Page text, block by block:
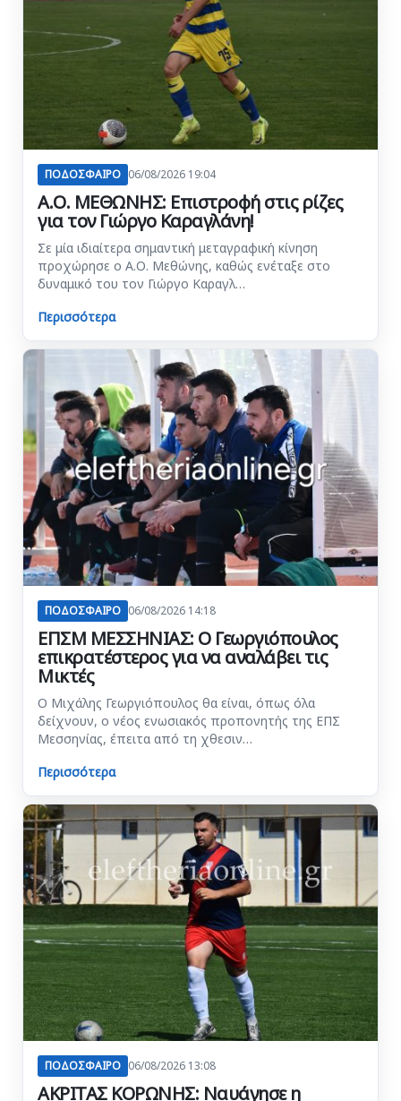
ΠΟΔΟΣΦΑΙΡΟ 06/08/2026 19:04
Α.Ο. ΜΕΘΩΝΗΣ: Επιστροφή στις ρίζες
για τον Γιώργο Καραγλάνη!
Σε μία ιδιαίτερα σημαντική μεταγραφική κίνηση
προχώρησε ο Α.Ο. Μεθώνης, καθώς ενέταξε στο
δυναμικό του τον Γιώργο Καραγλ…
Περισσότερα
ΠΟΔΟΣΦΑΙΡΟ 06/08/2026 14:18
ΕΠΣΜ ΜΕΣΣΗΝΙΑΣ: Ο Γεωργιόπουλος
επικρατέστερος για να αναλάβει τις
Μικτές
Ο Μιχάλης Γεωργιόπουλος θα είναι, όπως όλα
δείχνουν, ο νέος ενωσιακός προπονητής της ΕΠΣ
Μεσσηνίας, έπειτα από τη χθεσιν…
Περισσότερα
ΠΟΔΟΣΦΑΙΡΟ 06/08/2026 13:08
ΑΚΡΙΤΑΣ ΚΟΡΩΝΗΣ: Ναυάγησε η